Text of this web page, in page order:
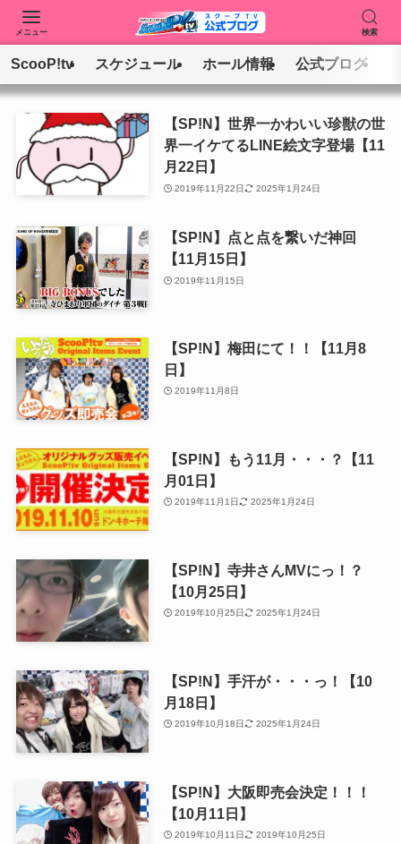
検索
メニュー
ScooP!tv スケジュール ホール情報 公式ブログ
【SP!N】世界一かわいい珍獣の世
界一イケてるLINE絵文字登場【11
月22日】
2019年11月22日 2025年1月24日
【SP!N】点と点を繋いだ神回
【11月15日】
2019年11月15日
【SP!N】梅田にて！！【11月8
日】
2019年11月8日
【SP!N】もう11月・・・？【11
月01日】
2019年11月1日 2025年1月24日
【SP!N】寺井さんMVにっ！？
【10月25日】
2019年10月25日 2025年1月24日
【SP!N】手汗が・・・っ！【10
月18日】
2019年10月18日 2025年1月24日
【SP!N】大阪即売会決定！！！
【10月11日】
2019年10月11日 2019年10月25日